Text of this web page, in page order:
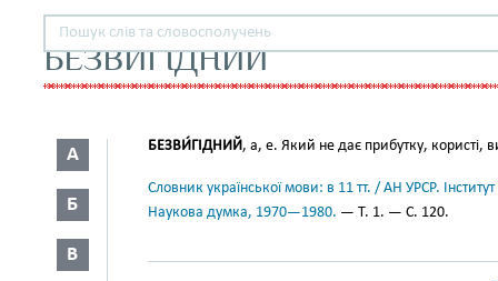
БЕЗВИГІДНИЙ
А
Б
В
БЕЗВИ́ГІДНИЙ, а, е. Який не дає прибутку, користі,
Словник української мови: в 11 тт. / АН УРСР.
Наукова думка, 1970—1980. — Т. 1. — С. 120.